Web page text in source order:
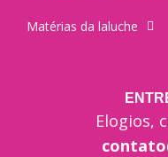
Matérias da laluche
Elogios,